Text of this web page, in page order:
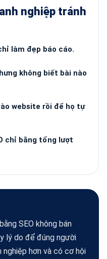
nghiệp tránh
làm đẹp báo cáo.
không biết bài nào
website rồi để họ tự
chỉ bằng tổng lượt
SEO không bán
lý do để đúng người
hơn và có cơ hội